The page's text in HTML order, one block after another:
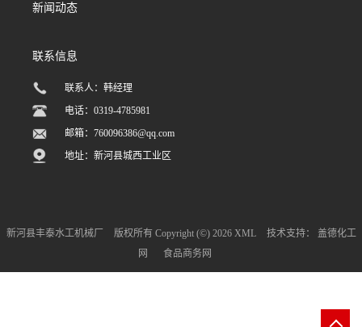
新闻动态
联系信息
联系人：韩经理
电话：0319-4785981
邮箱：760096386@qq.com
地址：新河县城西工业区
新河县丰泰水工机械厂 版权所有 Copyright (©) 2026 XML 技术支持：
盖德化工
网
食品商务网